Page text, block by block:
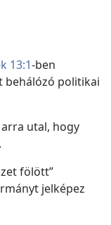
13:1-ben
behálózó politikai
utal, hogy
fölött”
jelképez